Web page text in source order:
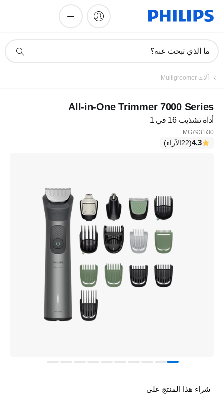
دعم
ما الذي تبحث عنه؟
آلات Multigroomer
All-in-One Trimmer 7000 Series
أداة تشذيب 16 في 1
MG7931/30
4.3(22الآراء)
شراء هذا المنتج على